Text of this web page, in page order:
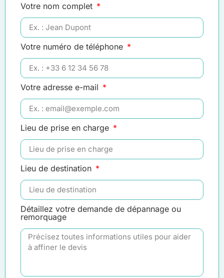
Votre nom complet
Votre numéro de téléphone
Votre adresse e-mail
Lieu de prise en charge
Lieu de destination
Détaillez votre demande de dépannage ou
remorquage